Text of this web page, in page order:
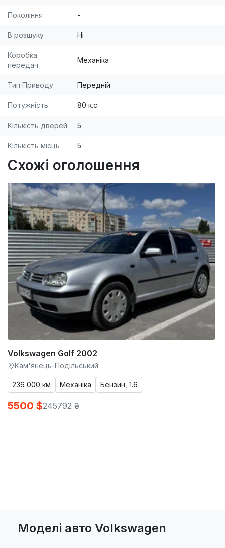
Покоління -
В розшуку Ні
Коробка
передач
Механіка
Тип Приводу Передній
Потужність 80 к.с.
Кількість дверей 5
Кількість місць 5
Схожі оголошення
Volkswagen Golf 2002
Кам'янець-Подільський
236 000 км Механіка Бензин, 1.6
5500 $245792 ₴
Моделі авто Volkswagen